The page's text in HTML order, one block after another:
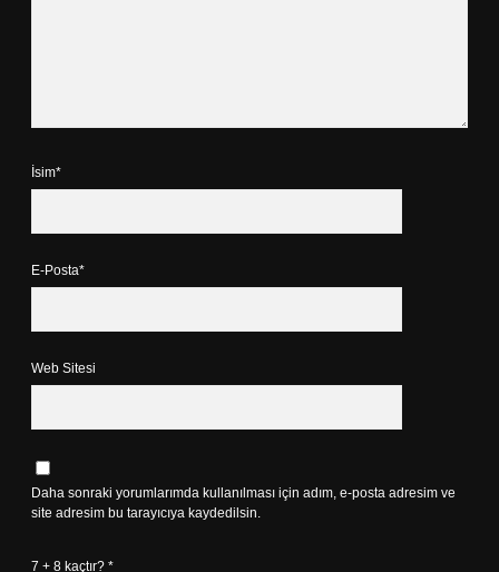
İsim*
E-Posta*
Web Sitesi
Daha sonraki yorumlarımda kullanılması için adım, e-posta adresim ve
site adresim bu tarayıcıya kaydedilsin.
7 + 8 kaçtır? *